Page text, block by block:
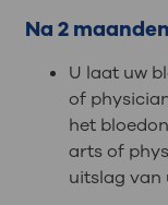
Na 2 maanden
U laat uw
of
het
arts of
uitslag van